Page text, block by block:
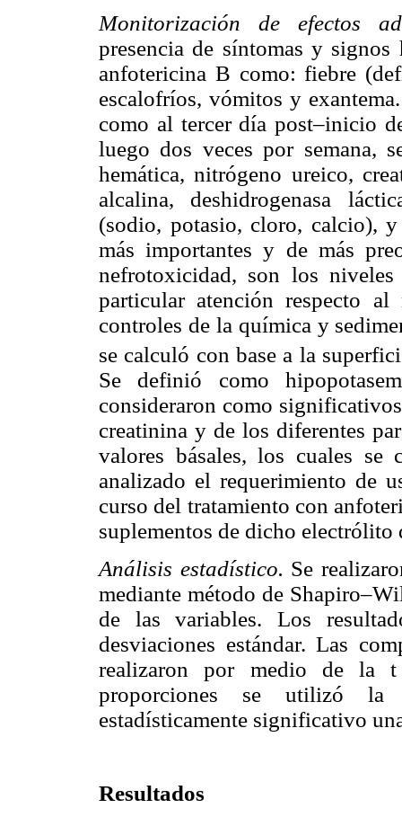
Monitorización de efectos
presencia de síntomas y
anfotericina B como: fiebre
escalofríos, vómitos y
como al tercer día post–inicio
luego dos veces por semana,
hemática, nitrógeno ureico,
alcalina, deshidrogenasa
(sodio, potasio, cloro, calcio),
más importantes y de más
nefrotoxicidad, son los
particular atención respecto
controles de la química y
se calculó con base a la
Se definió como
consideraron como
creatinina y de los diferentes
valores básales, los cuales se
analizado el requerimiento de
curso del tratamiento con
suplementos de dicho electrólito
Análisis estadístico. Se
mediante método de
de las variables. Los
desviaciones estándar. Las
realizaron por medio de la t
proporciones se utilizó la
estadísticamente significativo
Resultados